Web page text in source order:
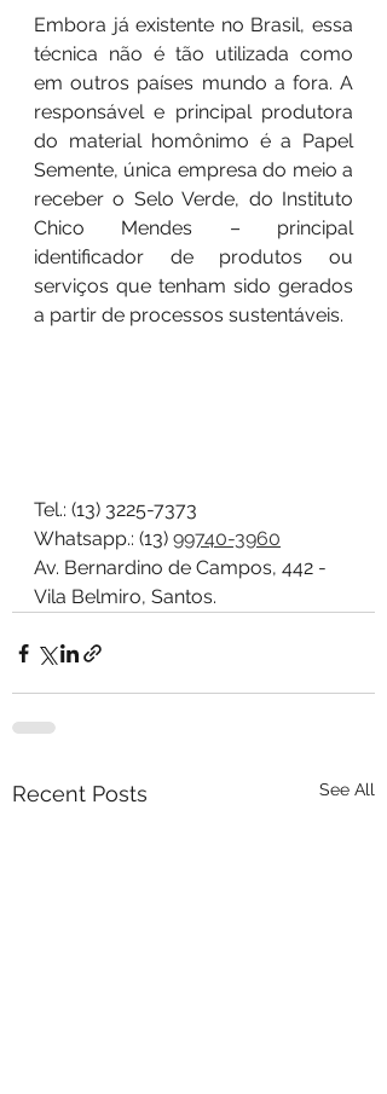
Embora já existente no Brasil, essa
técnica não é tão utilizada como
em outros países mundo a fora. A
responsável e principal produtora
do material homônimo é a Papel
Semente, única empresa do meio a
receber o Selo Verde, do Instituto
Chico Mendes – principal
identificador de produtos ou
serviços que tenham sido gerados
a partir de processos sustentáveis.
Tel.: (13) 3225-7373
Whatsapp.: (13) 99740-3960
Av. Bernardino de Campos, 442 -
Vila Belmiro, Santos.
Recent Posts See All